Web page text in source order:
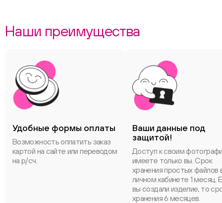
Наши преимущества
Удобные формы оплаты
Возможность оплатить заказ
картой на сайте или переводом
на р/сч.
Ваши данные под
защитой!
Доступ к своим
имеете только вы. Срок
хранения простых файлов
личном кабинете 1 месяц.
вы создали изделие, то
хранения 6 месяцев.